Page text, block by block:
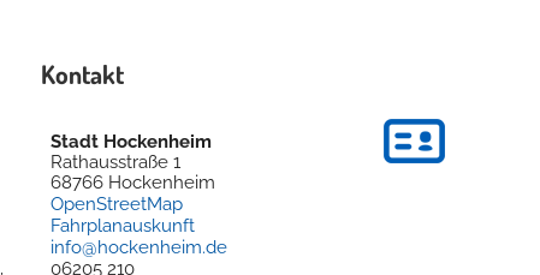
Kontakt
Stadt Hockenheim
Rathausstraße 1
68766 Hockenheim
OpenStreetMap
Fahrplanauskunft
info@hockenheim.de
06205 210